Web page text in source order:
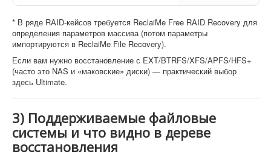
* В ряде RAID-кейсов требуется ReclaiMe Free RAID Recovery для
определения параметров массива (потом параметры
импортируются в ReclaiMe File Recovery).
Если вам нужно восстановление с EXT/BTRFS/XFS/APFS/HFS+
(часто это NAS и «маковские» диски) — практический выбор
здесь Ultimate.
3) Поддерживаемые файловые
системы и что видно в дереве
восстановления